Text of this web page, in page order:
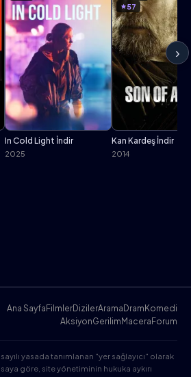
In Cold Light İndir
2025
57
Kan Kardeş İndir
2014
›
Ana SayfaFilmlerDizilerAramaDramKomedi
AksiyonGerilimMaceraForum
yasada tanımlanan "yer sağlayıcı" olarak
göre, site yönetiminin hukuka aykırı